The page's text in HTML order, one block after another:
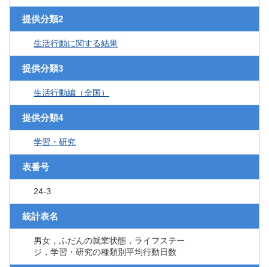
提供分類2
生活行動に関する結果
提供分類3
生活行動編（全国）
提供分類4
学習・研究
表番号
24-3
統計表名
男女，ふだんの就業状態，ライフステー
ジ，学習・研究の種類別平均行動日数